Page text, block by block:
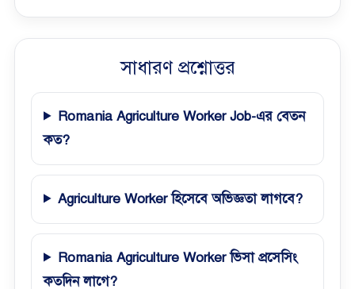
সাধারণ প্রশ্নোত্তর
Romania Agriculture Worker Job-এর বেতন
কত?
Agriculture Worker হিসেবে অভিজ্ঞতা লাগবে?
Romania Agriculture Worker ভিসা প্রসেসিং
কতদিন লাগে?